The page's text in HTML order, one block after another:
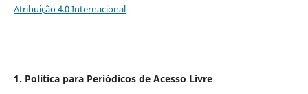
Atribuição 4.0 Internacional
1. Política para Periódicos de Acesso Livre